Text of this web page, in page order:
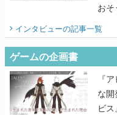
おそ
インタビューの記事一覧
ゲームの企画書
『
な
ビ